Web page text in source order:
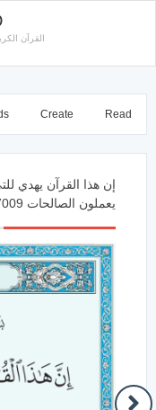
القرآن
Create Read
إن هذا القرآن يهدي
يعملون الصالحات 017009